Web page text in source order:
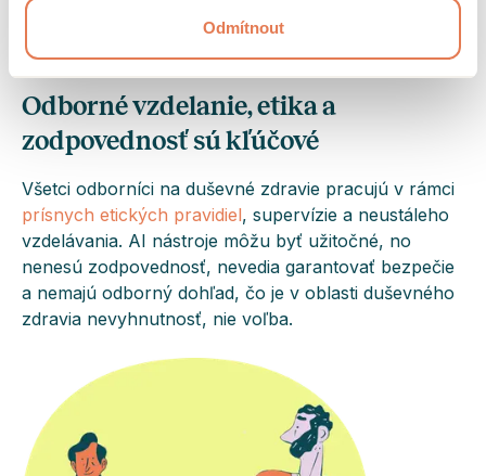
Odmítnout
Odborné vzdelanie, etika a
zodpovednosť sú kľúčové
Všetci odborníci na duševné zdravie pracujú v rámci
prísnych etických pravidiel, supervízie a neustáleho
vzdelávania. AI nástroje môžu byť užitočné, no
nenesú zodpovednosť, nevedia garantovať bezpečie
a nemajú odborný dohľad, čo je v oblasti duševného
zdravia nevyhnutnosť, nie voľba.